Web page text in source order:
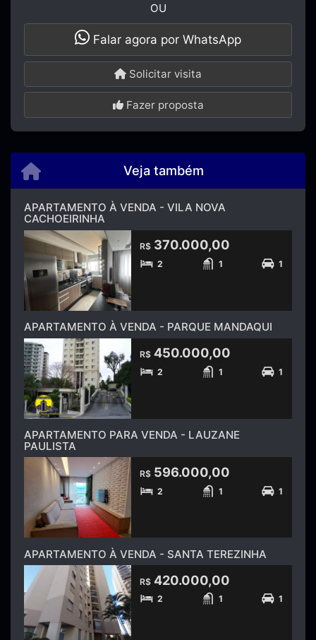
OU
Falar agora por WhatsApp
Solicitar visita
Fazer proposta
Veja também
APARTAMENTO À VENDA - VILA NOVA
CACHOEIRINHA
R$ 370.000,00
2 1 1
APARTAMENTO À VENDA - PARQUE MANDAQUI
R$ 450.000,00
2 1 1
APARTAMENTO PARA VENDA - LAUZANE
PAULISTA
R$ 596.000,00
2 1 1
APARTAMENTO À VENDA - SANTA TEREZINHA
R$ 420.000,00
2 1 1